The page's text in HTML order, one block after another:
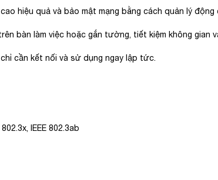
cao hiệu quả và bảo mật mạng bằng cách quản lý động
bàn làm việc hoặc gắn tường, tiết kiệm không gian
cần kết nối và sử dụng ngay lập tức.
802.3x, IEEE 802.3ab